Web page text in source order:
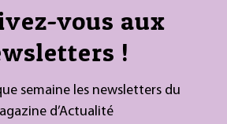
vous aux
!
semaine les newsletters du
d’Actualité